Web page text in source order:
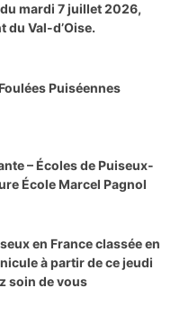
mardi 7 juillet 2026,
du Val-d’Oise.
Puiséennes
– Écoles de Puiseux-
École Marcel Pagnol
en France classée en
à partir de ce jeudi
soin de vous